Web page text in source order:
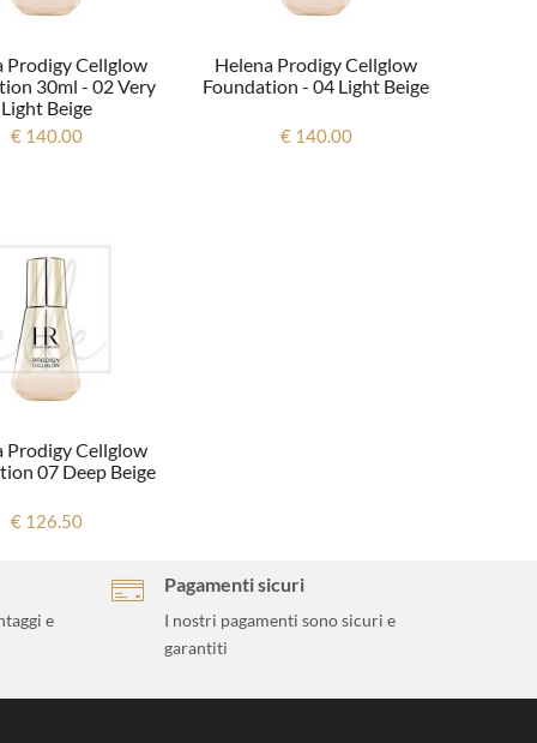
Prodigy Cellglow
30ml - 02 Very
Light Beige
€ 140.00
Helena Prodigy Cellglow
Foundation - 04 Light Beige
€ 140.00
Prodigy Cellglow
07 Deep Beige
€ 126.50
e
Pagamenti sicuri
I nostri pagamenti sono sicuri e
garantiti